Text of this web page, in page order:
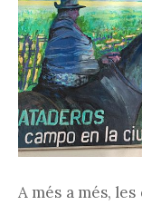
A més a més,